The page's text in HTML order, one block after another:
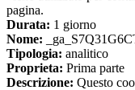
pagina.
Durata: 1 giorno
Nome:
Tipologia: analitico
Proprieta: Prima parte
Descrizione: Questo